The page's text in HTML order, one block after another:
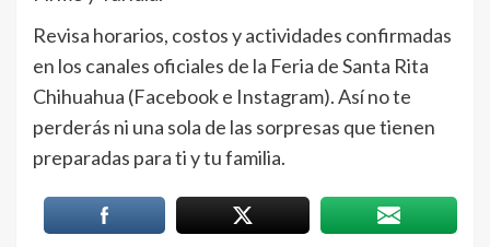
Revisa horarios, costos y actividades confirmadas
en los canales oficiales de la Feria de Santa Rita
Chihuahua (Facebook e Instagram). Así no te
perderás ni una sola de las sorpresas que tienen
preparadas para ti y tu familia.